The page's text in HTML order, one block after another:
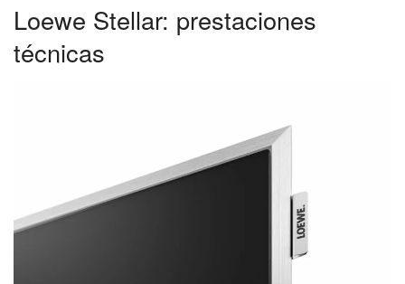
Loewe Stellar: prestaciones
técnicas